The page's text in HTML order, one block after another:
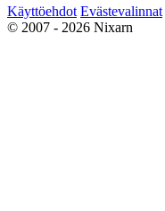
Käyttöehdot Evästevalinnat
© 2007 - 2026 Nixarn